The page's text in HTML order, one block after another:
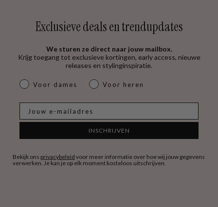
Exclusieve deals en trendupdates
We sturen ze direct naar jouw mailbox.
Krijg toegang tot exclusieve kortingen, early access, nieuwe
releases en stylinginspiratie.
dames & heren
Voor dames Voor heren
INSCHRIJVEN
Bekijk ons privacybeleid voor meer informatie over hoe wij jouw gegevens
verwerken. Je kan je op elk moment kosteloos uitschrijven.